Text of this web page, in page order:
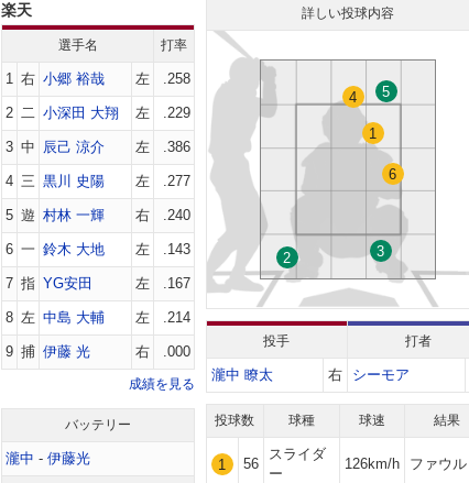
楽天
選手名 打率
1 右 小郷 裕哉 左 .258
2 二 小深田 大翔 左 .229
3 中 辰己 涼介 左 .386
4 三 黒川 史陽 左 .277
5 遊 村林 一輝 右 .240
6 一 鈴木 大地 左 .143
7 指 YG安田 左 .167
8 左 中島 大輔 左 .214
9 捕 伊藤 光 右 .000
成績を見る
バッテリー
瀧中 - 伊藤光
詳しい投球内容
1
2 3
4 5
6
投手 打者
瀧中 瞭太 右 シーモア
投球数 球種 球速 結果
1 56
スライダ
ー
126km/h ファウル